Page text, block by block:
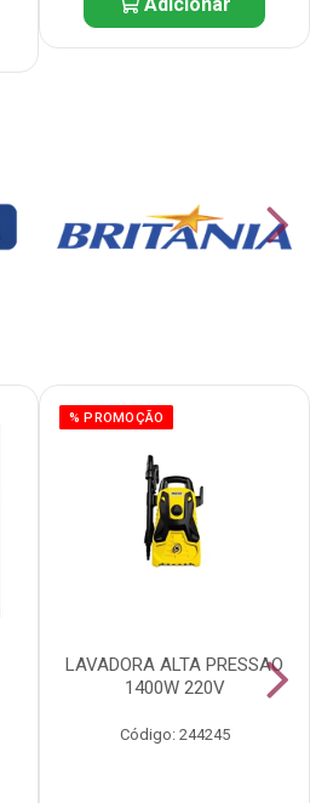
% PROMOÇÃO
LAVADORA ALTA PRESSAO
1400W 220V
Código: 244245